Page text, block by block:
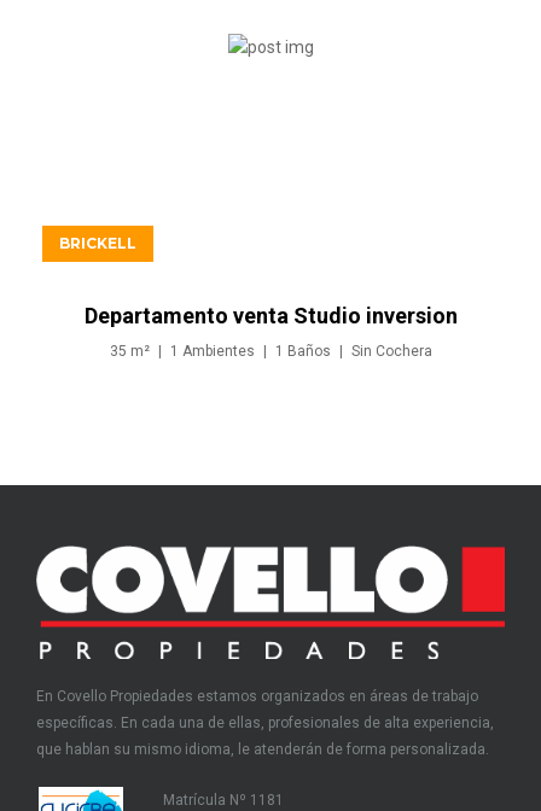
BRICKELL
Departamento venta Studio inversion
en Brickell Miami
35 m² 1 Ambientes 1 Baños Sin Cochera
En Covello Propiedades estamos organizados en áreas de trabajo
específicas. En cada una de ellas, profesionales de alta experiencia,
que hablan su mismo idioma, le atenderán de forma personalizada.
Matrícula Nº 1181